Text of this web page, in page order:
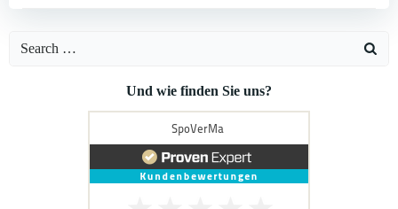
Search
Und wie finden Sie uns?